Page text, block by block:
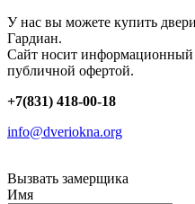
У нас вы можете купить
Гардиан.
Сайт носит информационный
публичной офертой.
+7(831) 418-00-18
info@dveriokna.org
Вызвать замерщика
Имя